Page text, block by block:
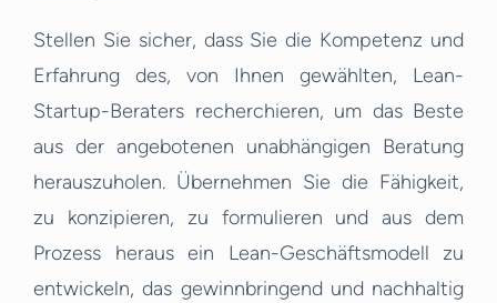
Stellen Sie sicher, dass Sie die Kompetenz und
Erfahrung des, von Ihnen gewählten, Lean-
Startup-Beraters recherchieren, um das Beste
aus der angebotenen unabhängigen Beratung
herauszuholen. Übernehmen Sie die Fähigkeit,
zu konzipieren, zu formulieren und aus dem
Prozess heraus ein Lean-Geschäftsmodell zu
entwickeln, das gewinnbringend und nachhaltig